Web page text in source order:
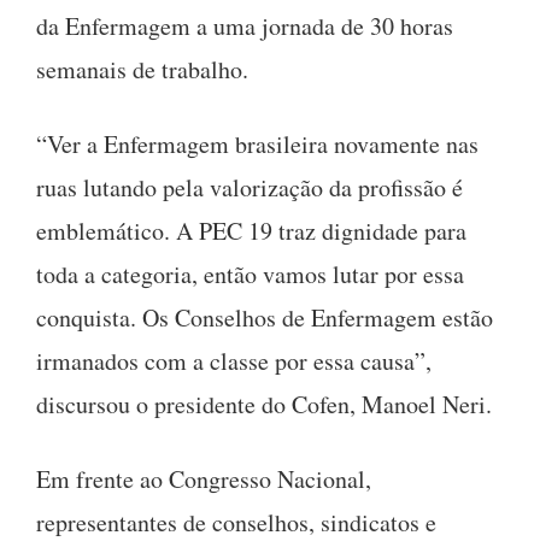
da Enfermagem a uma jornada de 30 horas
semanais de trabalho.
“Ver a Enfermagem brasileira novamente nas
ruas lutando pela valorização da profissão é
emblemático. A PEC 19 traz dignidade para
toda a categoria, então vamos lutar por essa
conquista. Os Conselhos de Enfermagem estão
irmanados com a classe por essa causa”,
discursou o presidente do Cofen, Manoel Neri.
Em frente ao Congresso Nacional,
representantes de conselhos, sindicatos e